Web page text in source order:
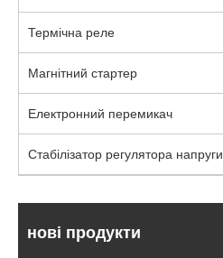
Термічна реле
Магнітний стартер
Електронний перемикач
Стабілізатор регулятора напруги
нові продукти